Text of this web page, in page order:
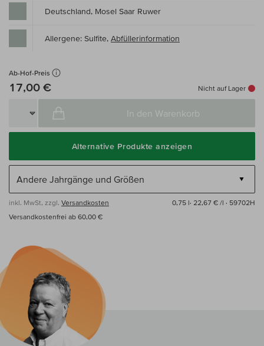
Deutschland, Mosel Saar Ruwer
Allergene: Sulfite, Abfüllerinformation
Ab-Hof-Preis
17,00 € Nicht auf Lager
In den Warenkorb
Alternative Produkte anzeigen
inkl. MwSt, zzgl. Versandkosten 0,75 l· 22,67 € /l · 59702H
Versandkostenfrei ab 60,00 €